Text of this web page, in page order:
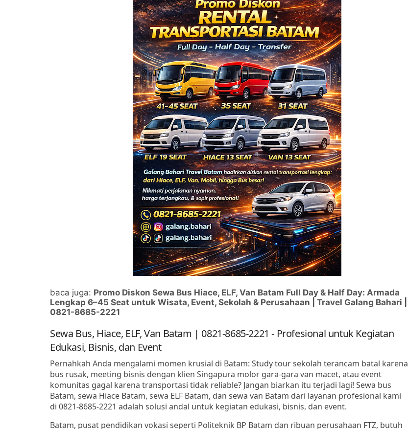
baca juga: Promo Diskon Sewa Bus Hiace, ELF, Van Batam Full Day & Half Day: Armada
Lengkap 6–45 Seat untuk Wisata, Event, Sekolah & Perusahaan | Travel Galang Bahari |
0821-8685-2221
Sewa Bus, Hiace, ELF, Van Batam | 0821-8685-2221 - Profesional untuk Kegiatan
Edukasi, Bisnis, dan Event
Pernahkah Anda mengalami momen krusial di Batam: Study tour sekolah terancam batal karena
bus rusak, meeting bisnis dengan klien Singapura molor gara-gara van macet, atau event
komunitas gagal karena transportasi tidak reliable? Jangan biarkan itu terjadi lagi! Sewa bus
Batam, sewa Hiace Batam, sewa ELF Batam, dan sewa van Batam dari layanan profesional kami
di 0821-8685-2221 adalah solusi andal untuk kegiatan edukasi, bisnis, dan event.
Batam, pusat pendidikan vokasi seperti Politeknik BP Batam dan ribuan perusahaan FTZ, butuh